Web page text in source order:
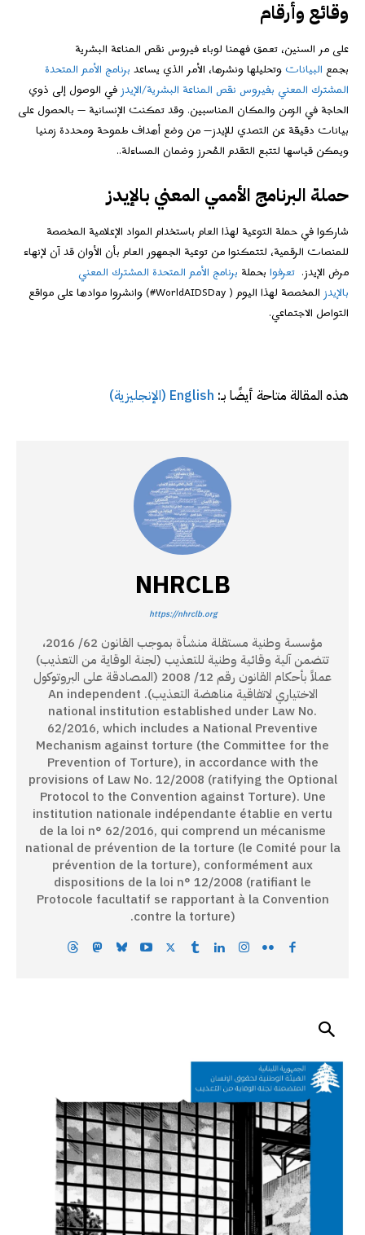
وقائع وأرقام
على مر السنين، تعمق فهمنا لوباء فيروس نقص المناعة البشرية
بجمع البياناتوتحليلها ونشرها، الأمر الذي يساعدبرنامج الأمم المتحدة
المشترك المعني بفيروس نقص المناعة البشرية/الإيدزفي الوصول إلى ذوي
الحاجة في الزمن والمكان المناسبين. وقد تمكنت الإنسانية — بالحصول على
بيانات دقيقة عن التصدي للإيدز— من وضع أهداف طموحة ومحددة زمنيا
ويمكن قياسها لتتبع التقدم المُحرز وضمان المساءلة..
حملة البرنامج الأممي المعني بالإيدز
شاركوا في حملة التوعية لهذا العام باستخدام المواد الإعلامية المخصصة
للمنصات الرقمية، لتتمكنوا من توعية الجمهور العام بأن الأوان قد آن لإنهاء
مرض الإيدز. تعرفوابحملة برنامج الأمم المتحدة المشترك المعني
بالإيدزالمخصصة لهذا اليوم (#WorldAIDSDay) وانشروا موادها على مواقع
التواصل الاجتماعي.
هذه المقالة متاحة أيضًا بـ: English
(الإنجليزية)
NHRCLB
https://nhrclb.org
مؤسسة وطنية مستقلة منشأة بموجب القانون 62/ 2016،
تتضمن آلية وقائية وطنية للتعذيب (لجنة الوقاية من التعذيب)
عملاً بأحكام القانون رقم 12/ 2008 (المصادقة على البروتوكول
الاختياري لاتفاقية مناهضة التعذيب). An independent
national institution established under Law No.
62/2016, which includes a National Preventive
Mechanism against torture (the Committee for the
Prevention of Torture), in accordance with the
provisions of Law No. 12/2008 (ratifying the Optional
Protocol to the Convention against Torture). Une
institution nationale indépendante établie en vertu
de la loi n° 62/2016, qui comprend un mécanisme
national de prévention de la torture (le Comité pour la
prévention de la torture), conformément aux
dispositions de la loi n° 12/2008 (ratifiant le
Protocole facultatif se rapportant à la Convention
contre la torture).